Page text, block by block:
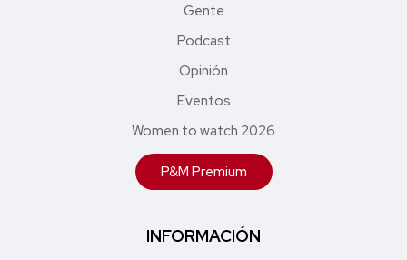
Gente
Podcast
Opinión
Eventos
Women to watch 2026
P&M Premium
INFORMACIÓN